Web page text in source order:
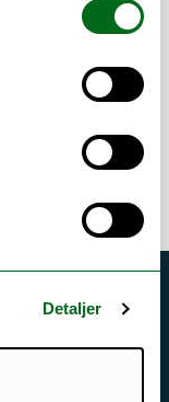
Detaljer